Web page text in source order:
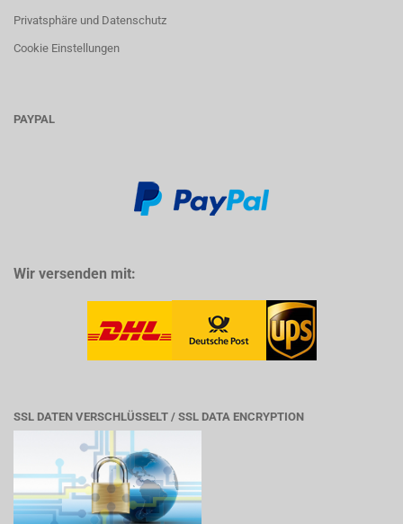
Privatsphäre und Datenschutz
Cookie Einstellungen
PAYPAL
Wir versenden mit:
SSL DATEN VERSCHLÜSSELT / SSL DATA ENCRYPTION